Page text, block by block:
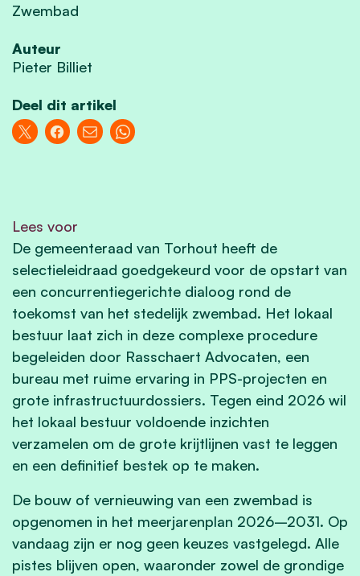
Zwembad
Auteur
Pieter Billiet
Deel dit artikel
Lees voor
De gemeenteraad van Torhout heeft de
selectieleidraad goedgekeurd voor de opstart van
een concurrentiegerichte dialoog rond de
toekomst van het stedelijk zwembad. Het lokaal
bestuur laat zich in deze complexe procedure
begeleiden door Rasschaert Advocaten, een
bureau met ruime ervaring in PPS-projecten en
grote infrastructuurdossiers. Tegen eind 2026 wil
het lokaal bestuur voldoende inzichten
verzamelen om de grote krijtlijnen vast te leggen
en een definitief bestek op te maken.
De bouw of vernieuwing van een zwembad is
opgenomen in het meerjarenplan 2026–2031. Op
vandaag zijn er nog geen keuzes vastgelegd. Alle
pistes blijven open, waaronder zowel de grondige